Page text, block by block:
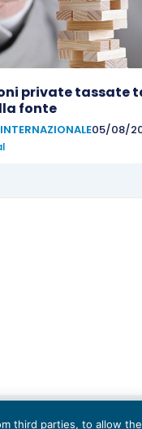
private tassate
fonte
05/08/
third parties, to allow